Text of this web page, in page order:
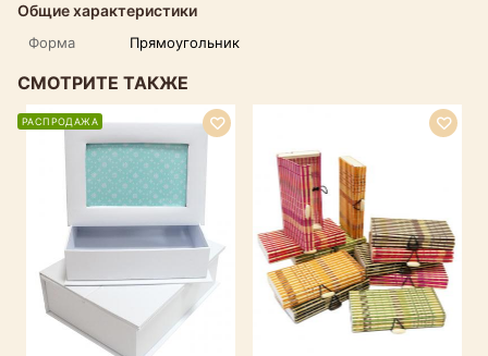
Общие характеристики
Форма Прямоугольник
СМОТРИТЕ ТАКЖЕ
РАСПРОДАЖА